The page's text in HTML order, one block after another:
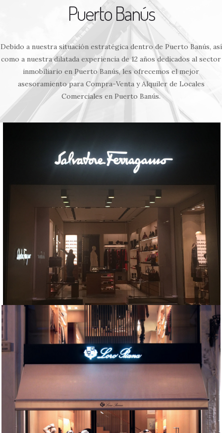
Puerto Banús
Debido a nuestra situación estratégica dentro de Puerto Banús, así
como a nuestra dilatada experiencia de 12 años dedicados al sector
inmobiliario en Puerto Banús, les ofrecemos el mejor
asesoramiento para Compra-Venta y Alquiler de Locales
Comerciales en Puerto Banús.